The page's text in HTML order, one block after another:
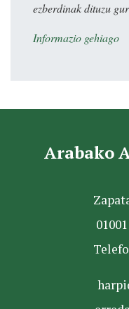
ezberdinak dituzu
Informazio gehiago
Arabako